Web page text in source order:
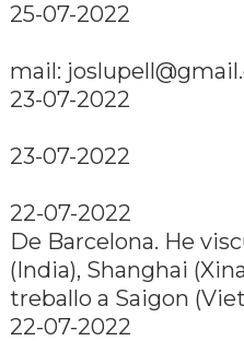
25-07-2022
mail:
23-07-2022
23-07-2022
22-07-2022
De Barcelona. He
(India), Shanghai
treballo a Saigon
22-07-2022